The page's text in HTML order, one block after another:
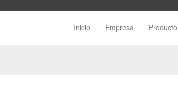
Inicio Empresa Producto